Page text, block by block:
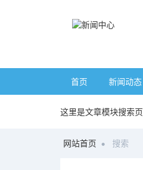
首页 新闻动态
这里是文章模块搜索页
网站首页 搜索